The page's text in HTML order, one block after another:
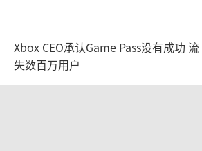
Xbox CEO承认Game Pass没有成功 流
失数百万用户
2026-07-07 09:50:51